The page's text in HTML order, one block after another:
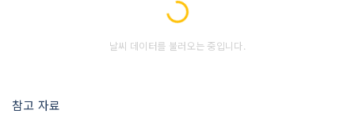
Loading...
날씨 데이터를 불러오는 중입니다.
참고 자료